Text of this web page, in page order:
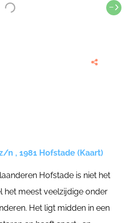
n , 1981 Hofstade (Kaart)
Hofstade is niet het
het meest veelzijdige onder
Het ligt midden in een